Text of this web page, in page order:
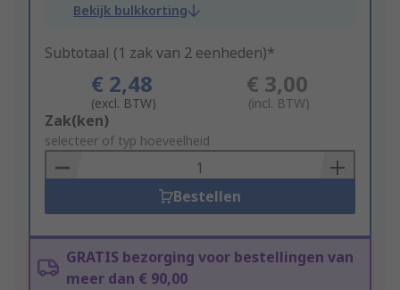
Bekijk bulkkorting
Subtotaal (1 zak van 2 eenheden)*
€ 2,48
(excl. BTW)
€ 3,00
(incl. BTW)
Add
to
Basket
Zak(ken)
selecteer of typ hoeveelheid
Bestellen
GRATIS bezorging voor bestellingen van
meer dan € 90,00